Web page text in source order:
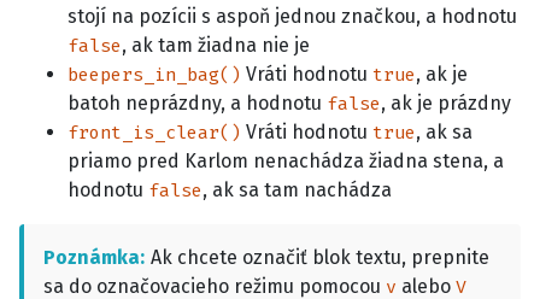
stojí na pozícii s aspoň jednou značkou, a hodnotu
false, ak tam žiadna nie je
beepers_in_bag() Vráti hodnotu true, ak je
batoh neprázdny, a hodnotu false, ak je prázdny
front_is_clear() Vráti hodnotu true, ak sa
priamo pred Karlom nenachádza žiadna stena, a
hodnotu false, ak sa tam nachádza
Poznámka Ak chcete označiť blok textu, prepnite
sa do označovacieho režimu pomocou v alebo V